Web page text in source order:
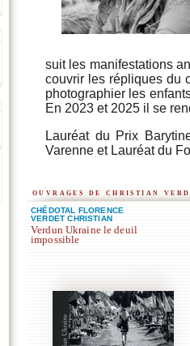
suit les manifestations
couvrir les répliques du
photographier les
En 2023 et 2025 il se
Lauréat du Prix
Varenne et Lauréat du
ouvrages de christian
CHÉDOTAL FLORENCE
VERDET CHRISTIAN
Verdun Ukraine le deuil
impossible